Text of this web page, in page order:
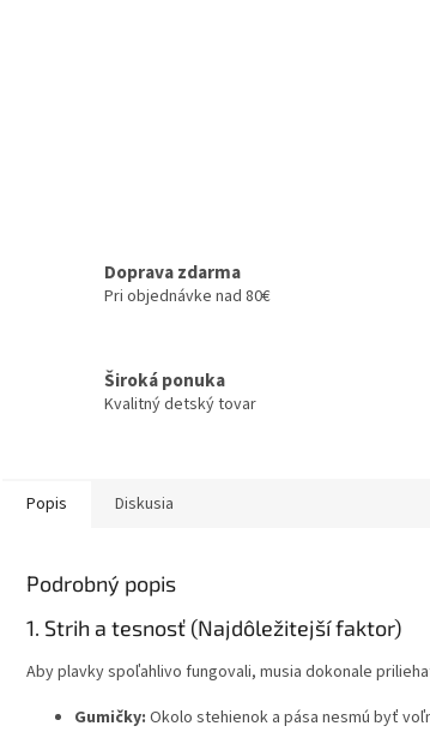
Doprava zdarma
Pri objednávke nad 80€
Široká ponuka
Kvalitný detský tovar
Popis Diskusia
Podrobný popis
1. Strih a tesnosť (Najdôležitejší faktor)
Aby plavky spoľahlivo fungovali, musia dokonale
Gumičky: Okolo stehienok a pása nesmú byť